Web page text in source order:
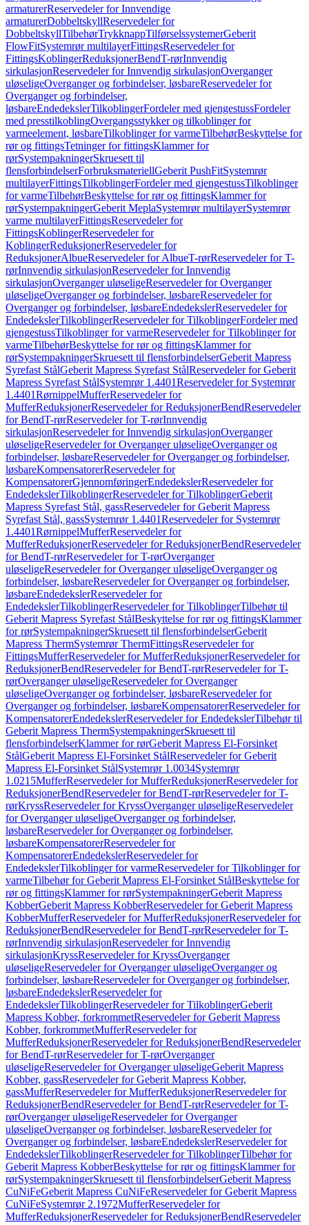
armaturerReservedeler for Innvendige
armaturerDobbeltskyllReservedeler for
DobbeltskyllTilbehørTrykknappTilførselssystemerGeberit
FlowFitSystemrør multilayerFittingsReservedeler for
FittingsKoblingerReduksjonerBendT-rørInnvendig
sirkulasjonReservedeler for Innvendig sirkulasjonOverganger
uløseligeOverganger og forbindelser, løsbareReservedeler for
Overganger og forbindelser,
løsbareEndedekslerTilkoblingerFordeler med gjengestussFordeler
med presstilkoblingOvergangsstykker og tilkoblinger for
varmeelement, løsbareTilkoblinger for varmeTilbehørBeskyttelse for
rør og fittingsTetninger for fittingsKlammer for
rørSystempakningerSkruesett til
flensforbindelserForbruksmateriellGeberit PushFitSystemrør
multilayerFittingsTilkoblingerFordeler med gjengestussTilkoblinger
for varmeTilbehørBeskyttelse for rør og fittingsKlammer for
rørSystempakningerGeberit MeplaSystemrør multilayerSystemrør
varme multilayerFittingsReservedeler for
FittingsKoblingerReservedeler for
KoblingerReduksjonerReservedeler for
ReduksjonerAlbueReservedeler for AlbueT-rørReservedeler for T-
rørInnvendig sirkulasjonReservedeler for Innvendig
sirkulasjonOverganger uløseligeReservedeler for Overganger
uløseligeOverganger og forbindelser, løsbareReservedeler for
Overganger og forbindelser, løsbareEndedekslerReservedeler for
EndedekslerTilkoblingerReservedeler for TilkoblingerFordeler med
gjengestussTilkoblinger for varmeReservedeler for Tilkoblinger for
varmeTilbehørBeskyttelse for rør og fittingsKlammer for
rørSystempakningerSkruesett til flensforbindelserGeberit Mapress
Syrefast StålGeberit Mapress Syrefast StålReservedeler for Geberit
Mapress Syrefast StålSystemrør 1.4401Reservedeler for Systemrør
1.4401RørnippelMufferReservedeler for
MufferReduksjonerReservedeler for ReduksjonerBendReservedeler
for BendT-rørReservedeler for T-rørInnvendig
sirkulasjonReservedeler for Innvendig sirkulasjonOverganger
uløseligeReservedeler for Overganger uløseligeOverganger og
forbindelser, løsbareReservedeler for Overganger og forbindelser,
løsbareKompensatorerReservedeler for
KompensatorerGjennomføringerEndedekslerReservedeler for
EndedekslerTilkoblingerReservedeler for TilkoblingerGeberit
Mapress Syrefast Stål, gassReservedeler for Geberit Mapress
Syrefast Stål, gassSystemrør 1.4401Reservedeler for Systemrør
1.4401RørnippelMufferReservedeler for
MufferReduksjonerReservedeler for ReduksjonerBendReservedeler
for BendT-rørReservedeler for T-rørOverganger
uløseligeReservedeler for Overganger uløseligeOverganger og
forbindelser, løsbareReservedeler for Overganger og forbindelser,
løsbareEndedekslerReservedeler for
EndedekslerTilkoblingerReservedeler for TilkoblingerTilbehør til
Geberit Mapress Syrefast StålBeskyttelse for rør og fittingsKlammer
for rørSystempakningerSkruesett til flensforbindelserGeberit
Mapress ThermSystemrør ThermFittingsReservedeler for
FittingsMufferReservedeler for MufferReduksjonerReservedeler for
ReduksjonerBendReservedeler for BendT-rørReservedeler for T-
rørOverganger uløseligeReservedeler for Overganger
uløseligeOverganger og forbindelser, løsbareReservedeler for
Overganger og forbindelser, løsbareKompensatorerReservedeler for
KompensatorerEndedekslerReservedeler for EndedekslerTilbehør til
Geberit Mapress ThermSystempakningerSkruesett til
flensforbindelserKlammer for rørGeberit Mapress El-Forsinket
StålGeberit Mapress El-Forsinket StålReservedeler for Geberit
Mapress El-Forsinket StålSystemrør 1.0034Systemrør
1.0215MufferReservedeler for MufferReduksjonerReservedeler for
ReduksjonerBendReservedeler for BendT-rørReservedeler for T-
rørKryssReservedeler for KryssOverganger uløseligeReservedeler
for Overganger uløseligeOverganger og forbindelser,
løsbareReservedeler for Overganger og forbindelser,
løsbareKompensatorerReservedeler for
KompensatorerEndedekslerReservedeler for
EndedekslerTilkoblinger for varmeReservedeler for Tilkoblinger for
varmeTilbehør for Geberit Mapress El-Forsinket StålBeskyttelse for
rør og fittingsKlammer for rørSystempakningerGeberit Mapress
KobberGeberit Mapress KobberReservedeler for Geberit Mapress
KobberMufferReservedeler for MufferReduksjonerReservedeler for
ReduksjonerBendReservedeler for BendT-rørReservedeler for T-
rørInnvendig sirkulasjonReservedeler for Innvendig
sirkulasjonKryssReservedeler for KryssOverganger
uløseligeReservedeler for Overganger uløseligeOverganger og
forbindelser, løsbareReservedeler for Overganger og forbindelser,
løsbareEndedekslerReservedeler for
EndedekslerTilkoblingerReservedeler for TilkoblingerGeberit
Mapress Kobber, forkrommetReservedeler for Geberit Mapress
Kobber, forkrommetMufferReservedeler for
MufferReduksjonerReservedeler for ReduksjonerBendReservedeler
for BendT-rørReservedeler for T-rørOverganger
uløseligeReservedeler for Overganger uløseligeGeberit Mapress
Kobber, gassReservedeler for Geberit Mapress Kobber,
gassMufferReservedeler for MufferReduksjonerReservedeler for
ReduksjonerBendReservedeler for BendT-rørReservedeler for T-
rørOverganger uløseligeReservedeler for Overganger
uløseligeOverganger og forbindelser, løsbareReservedeler for
Overganger og forbindelser, løsbareEndedekslerReservedeler for
EndedekslerTilkoblingerReservedeler for TilkoblingerTilbehør for
Geberit Mapress KobberBeskyttelse for rør og fittingsKlammer for
rørSystempakningerSkruesett til flensforbindelserGeberit Mapress
CuNiFeGeberit Mapress CuNiFeReservedeler for Geberit Mapress
CuNiFeSystemrør 2.1972MufferReservedeler for
MufferReduksjonerReservedeler for ReduksjonerBendReservedeler